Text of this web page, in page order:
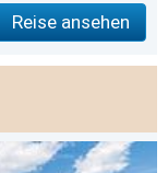
Reise ansehen